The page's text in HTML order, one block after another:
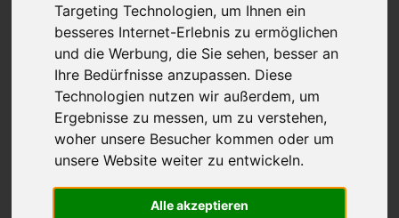
Targeting Technologien, um Ihnen ein
besseres Internet-Erlebnis zu ermöglichen
und die Werbung, die Sie sehen, besser an
Ihre Bedürfnisse anzupassen. Diese
Technologien nutzen wir außerdem, um
Ergebnisse zu messen, um zu verstehen,
woher unsere Besucher kommen oder um
unsere Website weiter zu entwickeln.
Alle akzeptieren